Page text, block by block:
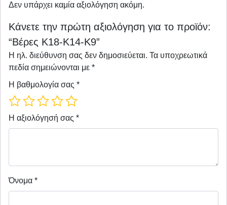
Δεν υπάρχει καμία αξιολόγηση ακόμη.
Κάνετε την πρώτη αξιολόγηση για το προϊόν:
“Βέρες Κ18-Κ14-Κ9”
Η ηλ. διεύθυνση σας δεν δημοσιεύεται. Τα υποχρεωτικά
πεδία σημειώνονται με *
Η βαθμολογία σας *
Η αξιολόγησή σας *
Όνομα *